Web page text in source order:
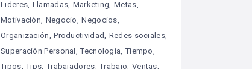
Lideres Llamadas Marketing
Metas
Motivación Negocio
Negocios
Organización
Productividad Redes sociales
Superación Personal
Tecnología Tiempo
Tipos Tips Trabajadores Trabajo Ventas